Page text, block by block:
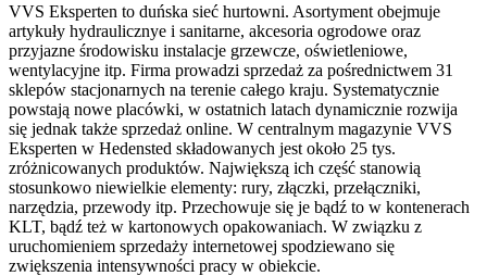
VVS Eksperten to duńska sieć hurtowni. Asortyment obejmuje
artykuły hydraulicznye i sanitarne, akcesoria ogrodowe oraz
przyjazne środowisku instalacje grzewcze, oświetleniowe,
wentylacyjne itp. Firma prowadzi sprzedaż za pośrednictwem 31
sklepów stacjonarnych na terenie całego kraju. Systematycznie
powstają nowe placówki, w ostatnich latach dynamicznie rozwija
się jednak także sprzedaż online. W centralnym magazynie VVS
Eksperten w Hedensted składowanych jest około 25 tys.
zróżnicowanych produktów. Największą ich część stanowią
stosunkowo niewielkie elementy: rury, złączki, przełączniki,
narzędzia, przewody itp. Przechowuje się je bądź to w kontenerach
KLT, bądź też w kartonowych opakowaniach. W związku z
uruchomieniem sprzedaży internetowej spodziewano się
zwiększenia intensywności pracy w obiekcie.